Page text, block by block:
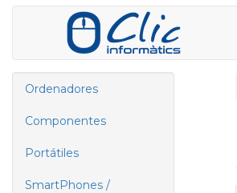
Ordenadores
Componentes
Portátiles
SmartPhones /